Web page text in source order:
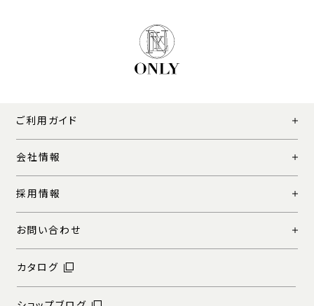
ご利用ガイド
会社情報
採用情報
お問い合わせ
カタログ